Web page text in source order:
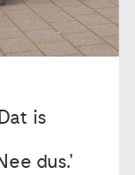
is
dus.'